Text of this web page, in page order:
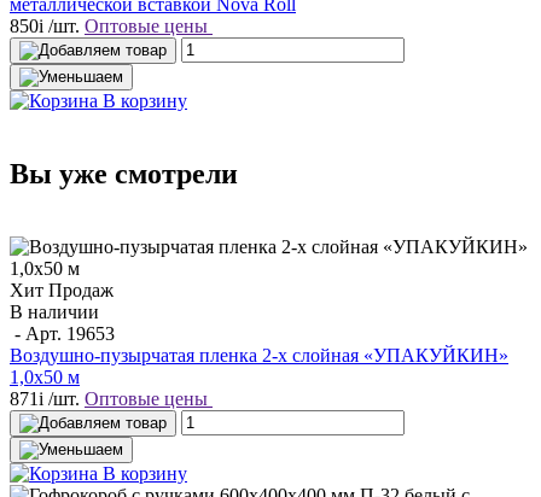
металлической вставкой Nova Roll
850i /шт. Оптовые цены
В корзину
Вы уже смотрели
Хит Продаж
В наличии
- Арт. 19653
Воздушно-пузырчатая пленка 2-х слойная «УПАКУЙКИН»
1,0х50 м
871i /шт. Оптовые цены
В корзину